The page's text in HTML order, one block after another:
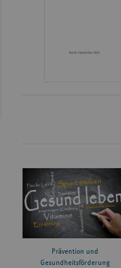
Prävention und
Gesundheitsförderung